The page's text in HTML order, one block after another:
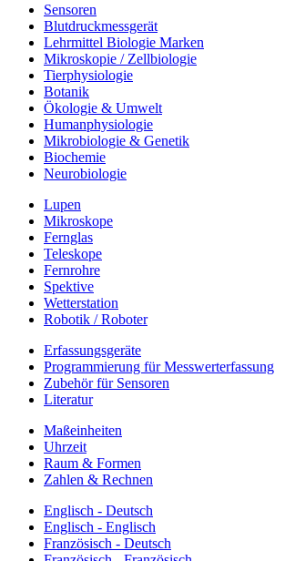
Sensoren
Blutdruckmessgerät
Lehrmittel Biologie Marken
Mikroskopie / Zellbiologie
Tierphysiologie
Botanik
Ökologie & Umwelt
Humanphysiologie
Mikrobiologie & Genetik
Biochemie
Neurobiologie
Lupen
Mikroskope
Fernglas
Teleskope
Fernrohre
Spektive
Wetterstation
Robotik / Roboter
Erfassungsgeräte
Programmierung für Messwerterfassung
Zubehör für Sensoren
Literatur
Maßeinheiten
Uhrzeit
Raum & Formen
Zahlen & Rechnen
Englisch - Deutsch
Englisch - Englisch
Französisch - Deutsch